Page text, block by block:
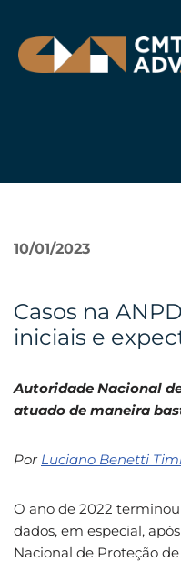
Pular
para
»
Casos na
iniciais e
10/01/2023
Autoridade Nacional
atuado de maneira
Por Luciano Benetti
O ano de 2022
dados, em especial,
Nacional de Proteção de